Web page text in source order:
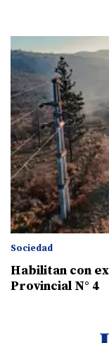
Sociedad
Habilitan con
Provincial N° 4